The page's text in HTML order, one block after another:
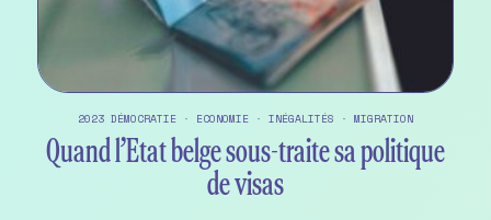
2023 DÉMOCRATIE · ECONOMIE · INÉGALITÉS · MIGRATION
Quand l’Etat belge sous-traite sa politique
de visas